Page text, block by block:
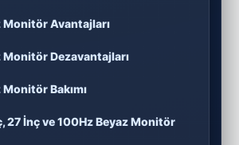
Monitör Avantajları
Monitör Dezavantajları
Monitör Bakımı
27 İnç ve 100Hz Beyaz Monitör